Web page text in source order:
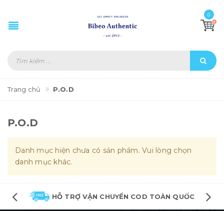
0
Trang chủ P.O.D
P.O.D
Danh mục hiện chưa có sản phẩm. Vui lòng chọn
danh mục khác.
HỖ TRỢ VẬN CHUYỂN COD TOÀN QUỐC